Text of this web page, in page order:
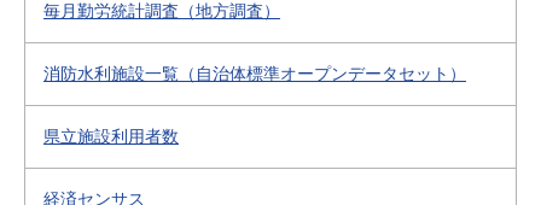
毎月勤労統計調査（地方調査）
消防水利施設一覧（自治体標準オープンデータセット）
県立施設利用者数
経済センサス